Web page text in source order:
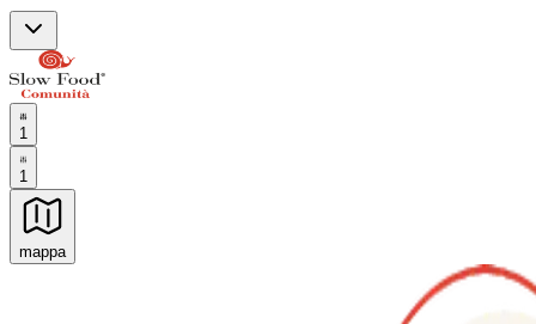
1
1
mappa
Esperienze culinarie indimenticabili: Esperienze